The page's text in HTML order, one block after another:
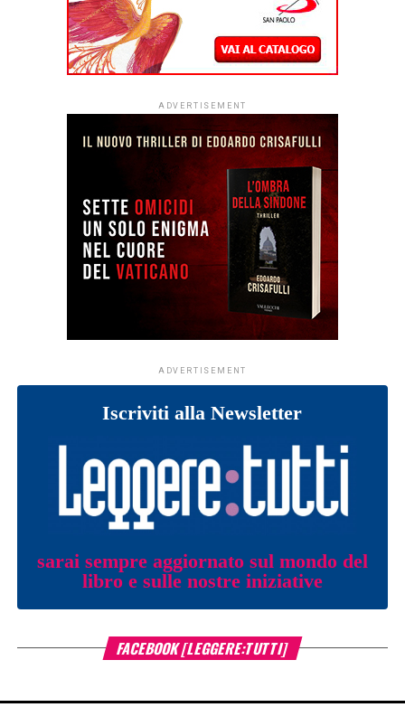
ADVERTISEMENT
ADVERTISEMENT
Iscriviti alla Newsletter
sarai sempre aggiornato sul mondo del
libro e sulle nostre iniziative
FACEBOOK [LEGGERE:TUTTI]